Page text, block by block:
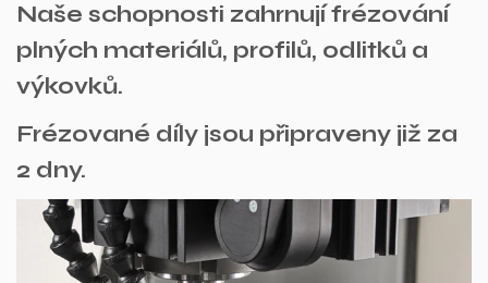
Naše schopnosti zahrnují frézování
plných materiálů, profilů, odlitků a
výkovků.
Frézované díly jsou připraveny již za
2 dny.